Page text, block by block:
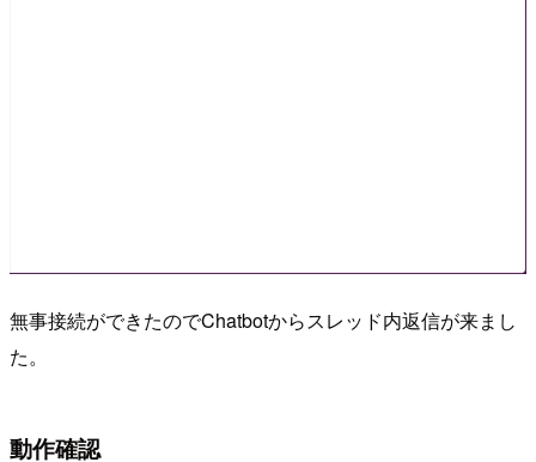
無事接続ができたのでChatbotからスレッド内返信が来まし
た。
動作確認